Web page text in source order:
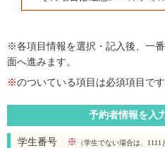
※各項目情報を選択・記入後、一
面へ進みます。
※のついている項目は必須項目です
予約者情報を入
学生番号 ※ （学生でない場合は、1111